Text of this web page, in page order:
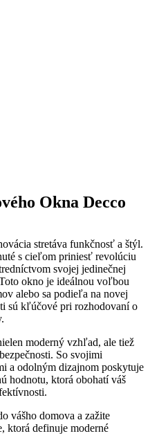
Okna Decco
stretáva funkčnosť a štýl.
s cieľom priniesť revolúciu
svojej jedinečnej
okno je ideálnou voľbou
alebo sa podieľa na novej
sú kľúčové pri rozhodovaní o
moderný vzhľad, ale tiež
So svojimi
a odolným dizajnom poskytuje
hodnotu, ktorá obohatí váš
vášho domova a zažite
ktorá definuje moderné